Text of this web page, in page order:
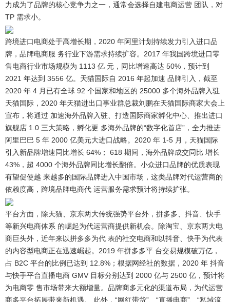
力成为了品牌的核心竞争力之一，通常会选择自建电商运营 团队，对
TP 需求小。
跨境进口电商处于高增长期，2020 年阿里计划持续发力引入进口品
牌，品牌电商服 务行业下游需求持续扩容。 2017 年我国跨境进口零
售电商行业市场规模为 1113 亿 元，同比增速高达 50%，预计到
2021 年达到 3556 亿。天猫国际自 2016 年起加速 品牌引入，截至
2020 年 4 月已有全球 92 个国家和地区的 25000 多个海外品牌入驻
天猫国际，2020 年天猫进出口事业群总裁刘鹏在天猫国际商家大会上
宣布，将通过 加速海外品牌入驻、打造国际商家孵化中心、推出进口
旗舰店 1.0 三大策略，孵化更 多海外品牌的“数字化首店”，全力推进
阿里巴巴 5 年 2000 亿美元大进口战略。2020 年 1-5 月，天猫国际
引入新品牌增速同比增长 64%； 618 期间，海外品牌成交同比 增长
43%，超 4000 个海外品牌同比增长翻倍。小众进口品牌的优质表现
有望促使越 来越多的国际品牌进入中国市场，这类品牌对代运营商的
依赖度高，跨境品牌电商代 运营服务需求预计将持续扩张。
平台方面，除天猫、京东两大传统强势平台外，拼多多、抖音、快手
等新兴电商体系 的崛起为代运营商提供新机会。
除淘宝、京东两大电
商巨头外，近年来以拼多多为代 表的社交电商和以抖音、快手为代表
的内容型电商正在迅速崛起。2019 年拼多多平 台交易规模破万亿，
占 B2C 平台的比例已达到 12.8%；根据网经社的数据，2020 年 抖音
与快手平台直播电商 GMV 目标分别达到 2000 亿与 2500 亿，预计将
为电商零 售市场带来大额增量。品牌商多元化的渠道布局，为代运营
商多平台拓展带来新机遇。 此外，“网红带货”、“直播电商”、“私域流